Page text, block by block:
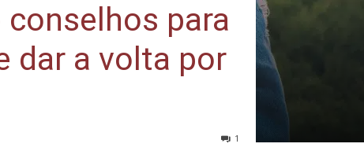
para
dar a volta por
1